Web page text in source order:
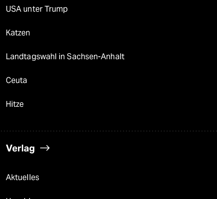
USA unter Trump
Katzen
Landtagswahl in Sachsen-Anhalt
Ceuta
Hitze
Verlag
Aktuelles